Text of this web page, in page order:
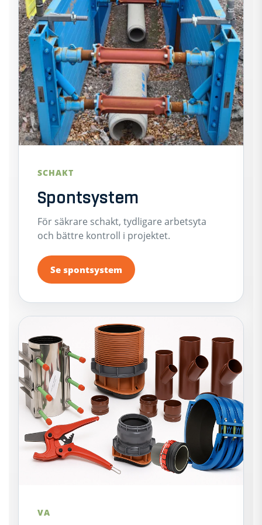
SCHAKT
Spontsystem
För säkrare schakt, tydligare arbetsyta
och bättre kontroll i projektet.
Se spontsystem
VA